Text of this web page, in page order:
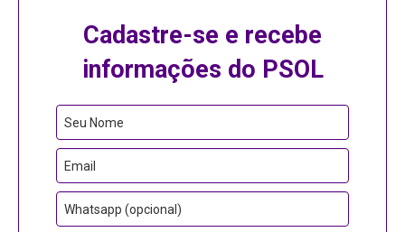
Cadastre-se e recebe
informações do PSOL
Seu Nome
Email
Whatsapp (opcional)